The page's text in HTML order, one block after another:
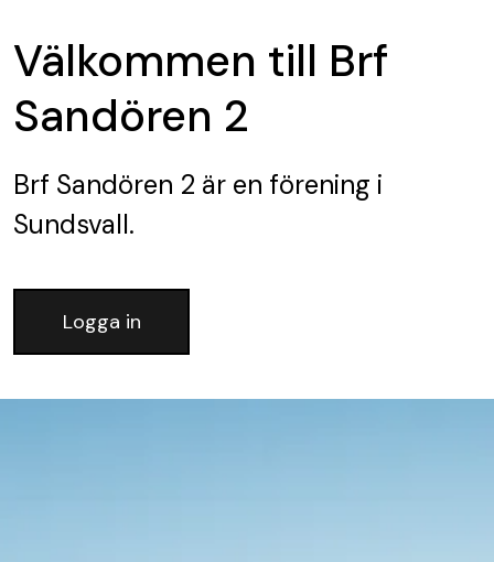
Välkommen till Brf
Sandören 2
Brf Sandören 2 är en förening i
Sundsvall.
Logga in